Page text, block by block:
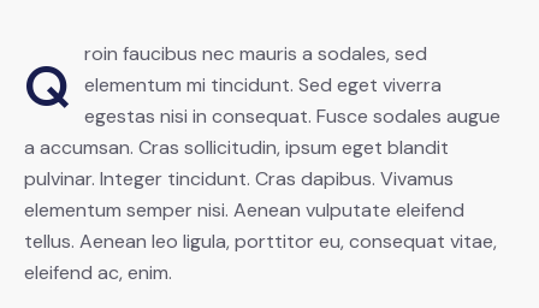
Q
roin faucibus nec mauris a sodales, sed
elementum mi tincidunt. Sed eget viverra
egestas nisi in consequat. Fusce sodales augue
a accumsan. Cras sollicitudin, ipsum eget blandit
pulvinar. Integer tincidunt. Cras dapibus. Vivamus
elementum semper nisi. Aenean vulputate eleifend
tellus. Aenean leo ligula, porttitor eu, consequat vitae,
eleifend ac, enim.